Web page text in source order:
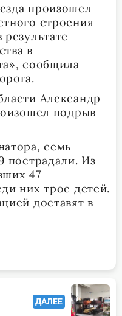
произошел
строения
в
сообщила
Александр
подрыв
семь
пострадали. Из
47
них трое детей.
доставят в
ДАЛЕЕ